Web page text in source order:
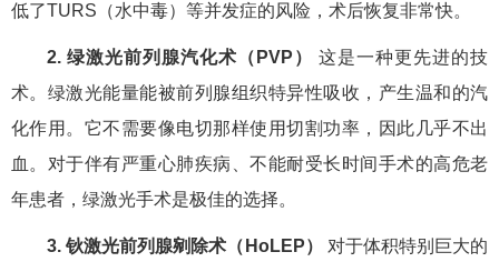
低了TURS（水中毒）等并发症的风险，术后恢复非常快。
2. 绿激光前列腺汽化术（PVP）
这是一种更先进的技
术。绿激光能量能被前列腺组织特异性吸收，产生温和的汽
化作用。它不需要像电切那样使用切割功率，因此几乎不出
血。对于伴有严重心肺疾病、不能耐受长时间手术的高危老
年患者，绿激光手术是极佳的选择。
3. 钬激光前列腺剜除术（HoLEP）
对于体积特别巨大的